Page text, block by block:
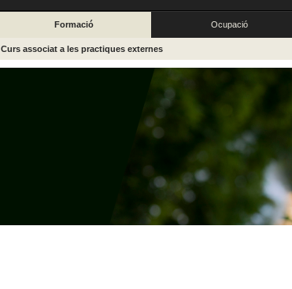
Formació Ocupació
Curs associat a les practiques externes